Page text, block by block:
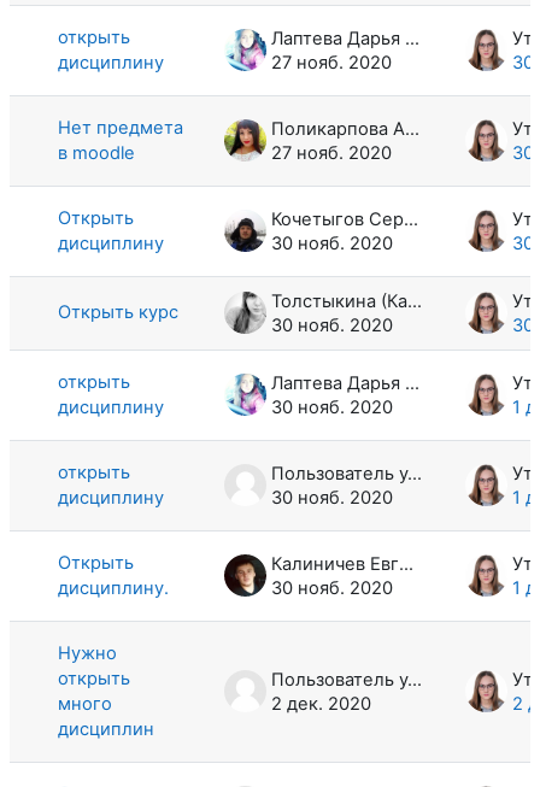
открыть
дисциплину
Лаптева Дарья Алексеевна
27 нояб. 2020
30
Нет предмета
в moodle
Поликарпова Анастасия Олеговна
27 нояб. 2020
30
Открыть
дисциплину
Кочетыгов Сергей Сергеевич
30 нояб. 2020
30
Открыть курс
Толстыкина (Казанцева) Александра Васильевна
30 нояб. 2020
30
открыть
дисциплину
Лаптева Дарья Алексеевна
30 нояб. 2020
1
открыть
дисциплину
Пользователь удален
30 нояб. 2020
1
Открыть
дисциплину.
Калиничев Евгений Юрьевич
30 нояб. 2020
1
Нужно
открыть
много
дисциплин
Пользователь удален
2 дек. 2020
2